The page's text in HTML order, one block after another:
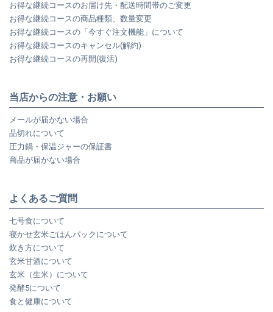
お得な継続コースのお届け先・配送時間帯のご変更
お得な継続コースの商品種類、数量変更
お得な継続コースの「今すぐ注文機能」について
お得な継続コースのキャンセル(解約)
お得な継続コースの再開(復活)
当店からの注意・お願い
メールが届かない場合
品切れについて
圧力鍋・保温ジャーの保証書
商品が届かない場合
よくあるご質問
七号食について
寝かせ玄米ごはんパックについて
炊き方について
玄米甘酒について
玄米（生米）について
発酵5について
食と健康について